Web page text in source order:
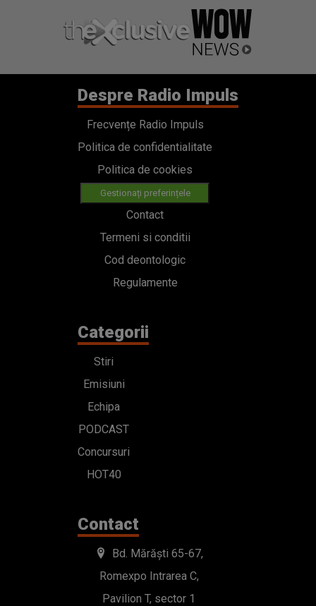
Despre Radio Impuls
Frecvențe Radio Impuls
Politica de confidentialitate
Politica de cookies
Gestionați preferințele
Contact
Termeni si conditii
Cod deontologic
Regulamente
Categorii
Stiri
Emisiuni
Echipa
PODCAST
Concursuri
HOT40
Contact
Bd. Mărăști 65-67,
Romexpo Intrarea C,
Pavilion T, sector 1